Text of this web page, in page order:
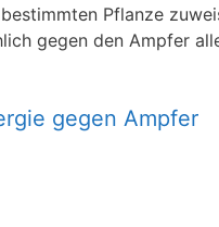
Pflanze
gegen den Ampfer
gegen Ampfer